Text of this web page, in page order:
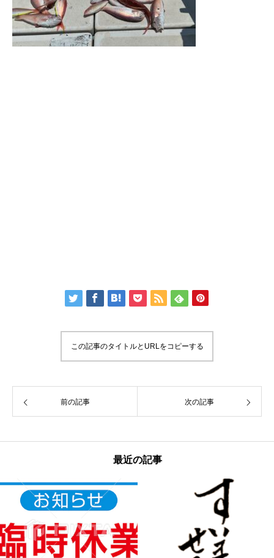
この記事のタイトルとURLをコピーする
前の記事 次の記事
最近の記事